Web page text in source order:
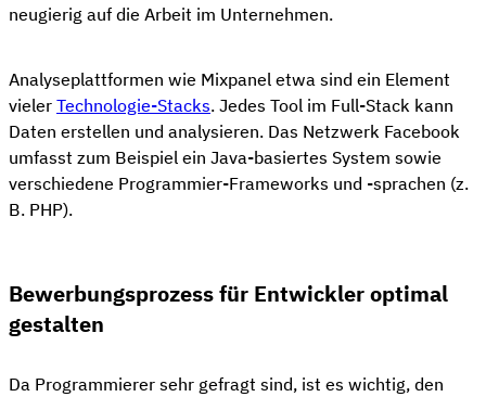
neugierig auf die Arbeit im Unternehmen.
Analyseplattformen wie Mixpanel etwa sind ein Element
vieler Technologie-Stacks. Jedes Tool im Full-Stack kann
Daten erstellen und analysieren. Das Netzwerk Facebook
umfasst zum Beispiel ein Java-basiertes System sowie
verschiedene Programmier-Frameworks und -sprachen (z.
B. PHP).
Bewerbungsprozess für Entwickler optimal
gestalten
Da Programmierer sehr gefragt sind, ist es wichtig, den